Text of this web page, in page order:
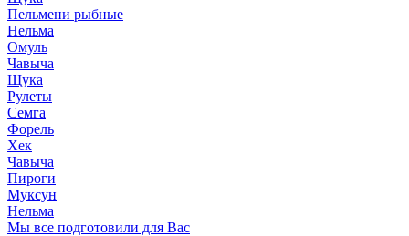
Пельмени рыбные
Нельма
Омуль
Чавыча
Щука
Рулеты
Семга
Форель
Хек
Чавыча
Пироги
Муксун
Нельма
Мы все подготовили для Вас